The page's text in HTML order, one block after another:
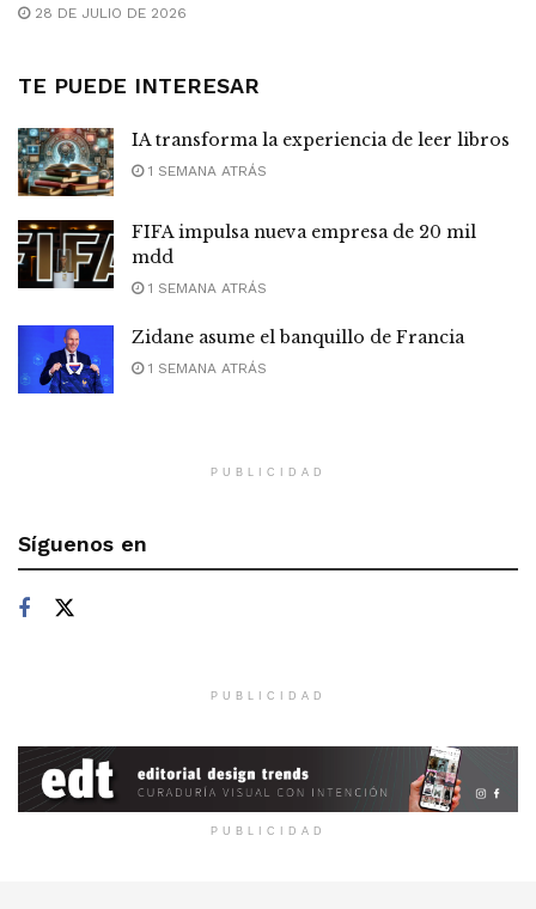
28 DE JULIO DE 2026
TE PUEDE INTERESAR
IA transforma la experiencia de leer libros
1 SEMANA ATRÁS
FIFA impulsa nueva empresa de 20 mil
mdd
1 SEMANA ATRÁS
Zidane asume el banquillo de Francia
1 SEMANA ATRÁS
PUBLICIDAD
Síguenos en
PUBLICIDAD
PUBLICIDAD